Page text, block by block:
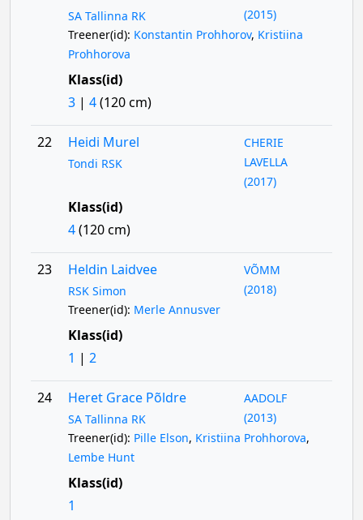
SA Tallinna RK
(2015)
Treener(id): Konstantin Prohhorov, Kristiina
Prohhorova
Klass(id)
3| 4(120 cm)
22 Heidi Murel
Tondi RSK
CHERIE
LAVELLA
(2017)
Klass(id)
4(120 cm)
23 Heldin Laidvee
RSK Simon
VÕMM
(2018)
Treener(id): Merle Annusver
Klass(id)
1 | 2
24 Heret Grace Põldre
SA Tallinna RK
AADOLF
(2013)
Treener(id): Pille Elson, Kristiina Prohhorova,
Lembe Hunt
Klass(id)
1